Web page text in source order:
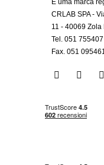
CRLAB SPA -
11 - 40069 Zola
Tel. 051 755407
Fax. 051